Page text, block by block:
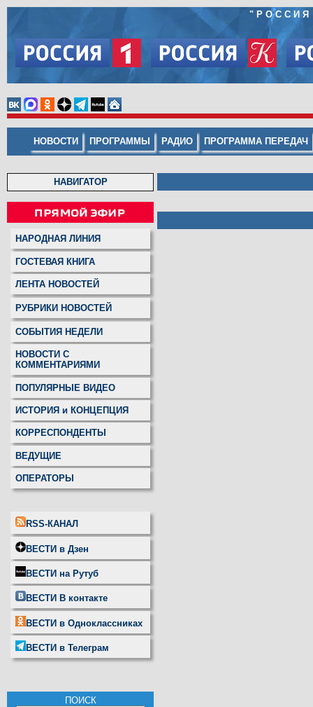
"
НОВОСТИ ПРОГРАММЫ РАДИО ПРОГРАММА ПЕРЕДАЧ
НАВИГАТОР
НАРОДНАЯ ЛИНИЯ
ГОСТЕВАЯ КНИГА
ЛЕНТА НОВОСТЕЙ
РУБРИКИ НОВОСТЕЙ
СОБЫТИЯ НЕДЕЛИ
НОВОСТИ С
КОММЕНТАРИЯМИ
ПОПУЛЯРНЫЕ ВИДЕО
ИСТОРИЯ и КОНЦЕПЦИЯ
КОРРЕСПОНДЕНТЫ
ВЕДУЩИЕ
ОПЕРАТОРЫ
RSS-КАНАЛ
ВЕСТИ в Дзен
ВЕСТИ на Рутуб
ВЕСТИ В контакте
ВЕСТИ в Одноклассниках
ВЕСТИ в Телеграм
ПОИСК